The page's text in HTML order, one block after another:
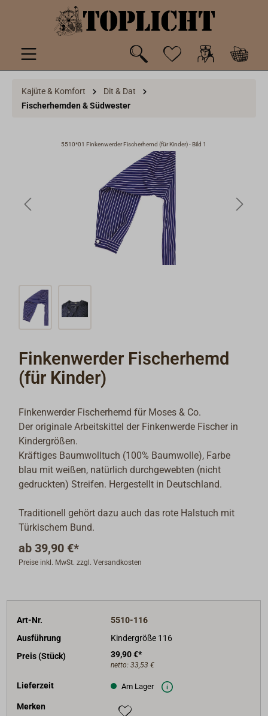
springen
Kajüte & Komfort
Dit & Dat
Fischerhemden & Südwester
5510*01 Finkenwerder Fischerhemd (für Kinder) - Bild 1
Finkenwerder Fischerhemd
(für Kinder)
Finkenwerder Fischerhemd für Moses & Co.
Der originale Arbeitskittel der Finkenwerde Fischer in
Kindergrößen.
Kräftiges Baumwolltuch (100% Baumwolle), Farbe
blau mit weißen, natürlich durchgewebten (nicht
gedruckten) Streifen. Hergestellt in Deutschland.
Traditionell gehört dazu auch das rote Halstuch mit
Türkischem Bund.
ab 39,90 €*
Preise inkl. MwSt. zzgl. Versandkosten
Art-Nr.
5510-116
Ausführung
Kindergröße 116
Preis (Stück)
39,90 €*
netto: 33,53 €
Lieferzeit Am Lager
Merken